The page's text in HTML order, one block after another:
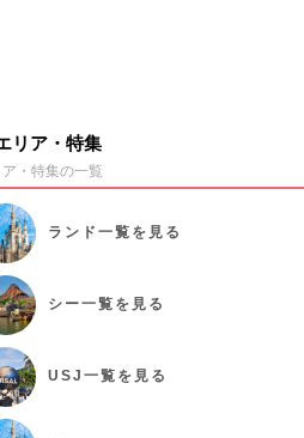
リア・特集
・特集の一覧
ランド 一覧を見る
シー一覧を見る
USJ 一覧を見る